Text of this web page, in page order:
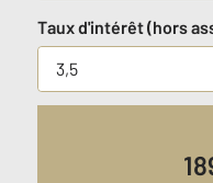
Taux d'intérêt (hors